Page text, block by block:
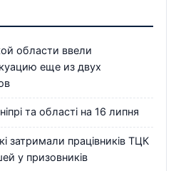
области ввели
еще из двух
та області на 16 липня
затримали працівників ТЦК
у призовників